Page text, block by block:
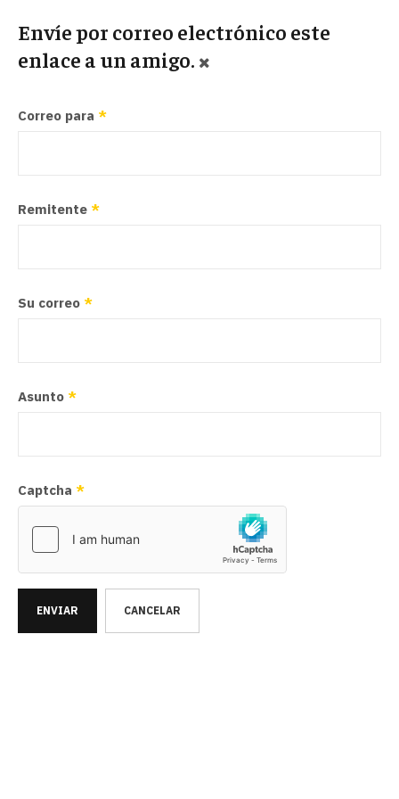
Envíe por correo electrónico este
enlace a un amigo.
Correo para *
Remitente *
Su correo *
Asunto *
Captcha *
ENVIAR CANCELAR